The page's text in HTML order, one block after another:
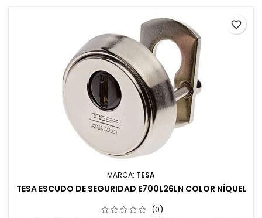
MARCA: TESA
TESA ESCUDO DE SEGURIDAD E700L26LN COLOR NÍQUEL
(0)
favorite_border